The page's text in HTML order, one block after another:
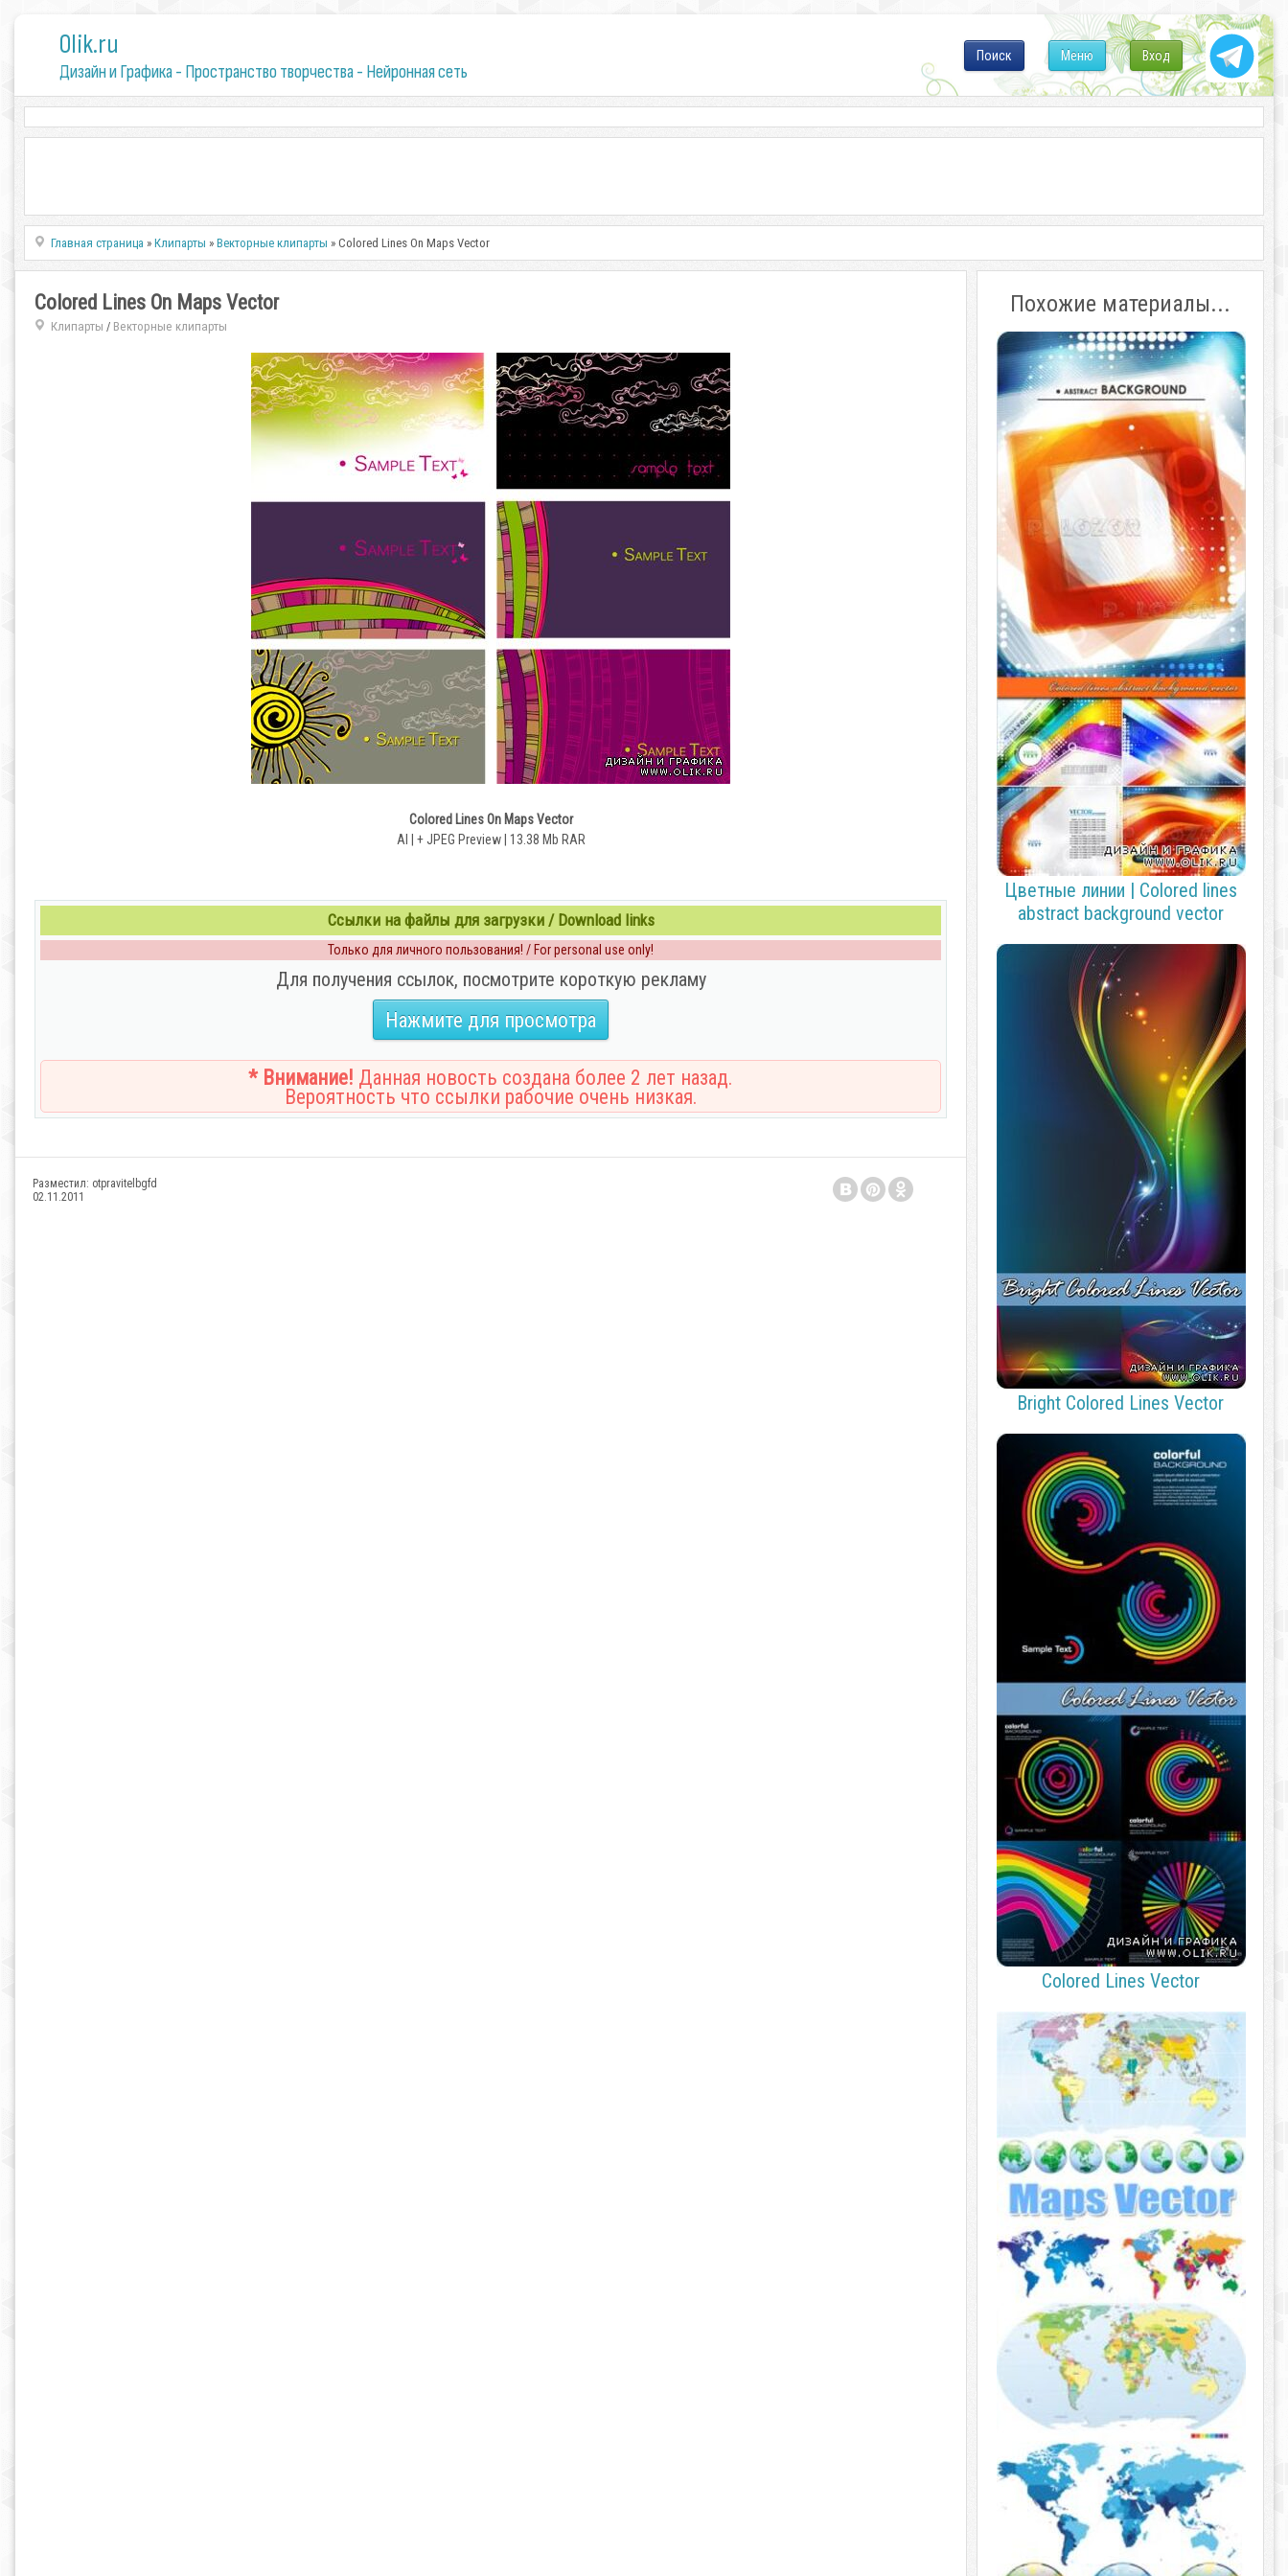
0lik.ru
Дизайн и Графика - Пространство творчества - Нейронная сеть
Вход
Меню
Поиск
Главная страница »Клипарты »Векторные клипарты » Colored Lines On Maps Vector
Colored Lines On Maps Vector
Клипарты / Векторные клипарты
Colored Lines On Maps Vector
AI | + JPEG Preview | 13.38 Mb RAR
Ссылки на файлы для загрузки / Download links
Только для личного пользования! / For personal use only!
Для получения ссылок, посмотрите короткую рекламу
Нажмите для просмотра
* Внимание! Данная новость создана более 2 лет назад.
Вероятность что ссылки рабочие очень низкая.
Разместил: otpravitelbgfd
02.11.2011
Похожие материалы...
Цветные линии | Colored lines
abstract background vector
Bright Colored Lines Vector
Colored Lines Vector